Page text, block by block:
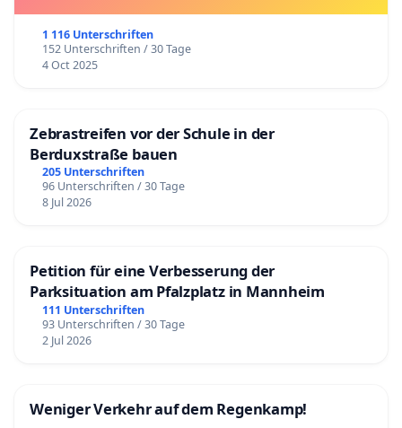
1 116 Unterschriften
152 Unterschriften / 30 Tage
4 Oct 2025
Zebrastreifen vor der Schule in der
Berduxstraße bauen
205 Unterschriften
96 Unterschriften / 30 Tage
8 Jul 2026
Petition für eine Verbesserung der
Parksituation am Pfalzplatz in Mannheim
111 Unterschriften
93 Unterschriften / 30 Tage
2 Jul 2026
Weniger Verkehr auf dem Regenkamp!